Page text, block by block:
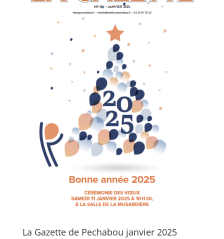
La Gazette de Pechabou janvier 2025